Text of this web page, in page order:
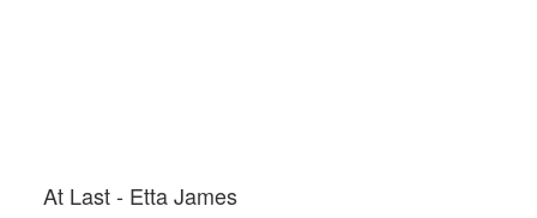
At Last - Etta James